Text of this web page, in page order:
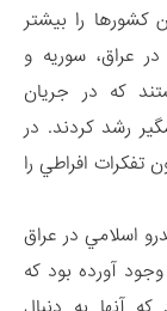
کشورها را بيشتر
عراق، سوريه و
که در جريان
رشد کردند. در
تفکرات افراطي را
اسلامي در عراق
آورده بود که